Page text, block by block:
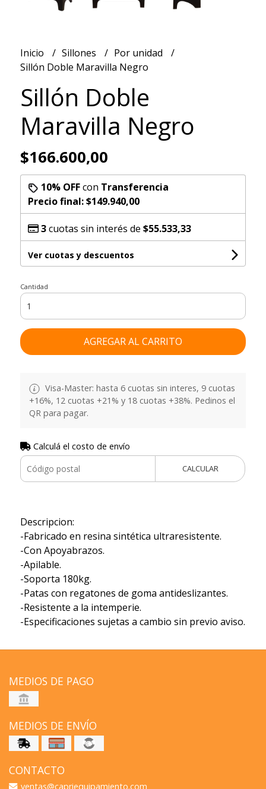
Inicio Sillones
Por unidad
Sillón Doble Maravilla Negro
Sillón Doble
Maravilla Negro
$166.600,00
10% OFFcon Transferencia
Precio final:$149.940,00
3cuotas sin interés de $55.533,33
Ver cuotas y descuentos
Cantidad
AGREGAR AL CARRITO
Visa-Master: hasta 6 cuotas sin interes, 9 cuotas
+16%, 12 cuotas +21% y 18 cuotas +38%. Pedinos el
QR para pagar.
Calculá el costo de envío
CALCULAR
Descripcion:
-Fabricado en resina sintética ultraresistente.
-Con Apoyabrazos.
-Apilable.
-Soporta 180kg.
-Patas con regatones de goma antideslizantes.
-Resistente a la intemperie.
-Especificaciones sujetas a cambio sin previo aviso.
MEDIOS DE PAGO
MEDIOS DE ENVÍO
CONTACTO
ventas@capriequipamiento.com